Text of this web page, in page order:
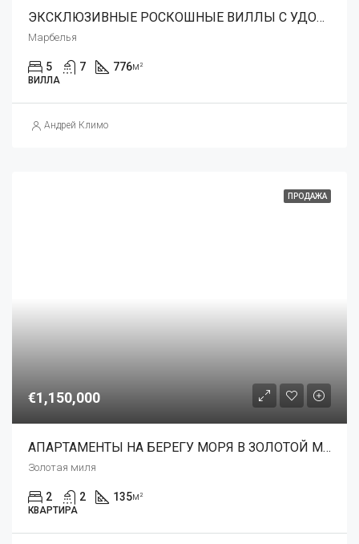
ЭКСКЛЮЗИВНЫЕ РОСКОШНЫЕ ВИЛЛЫ С УДОБСТВАМИ 5*
Марбелья
5 7 776м²
ВИЛЛА
Андрей Климо
ПРОДАЖА
€1,150,000
АПАРТАМЕНТЫ НА БЕРЕГУ МОРЯ В ЗОЛОТОЙ МИЛЕ МАРБЕЛЬИ
Золотая миля
2 2 135м²
КВАРТИРА